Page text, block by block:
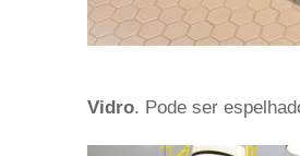
Vidro. Pode ser